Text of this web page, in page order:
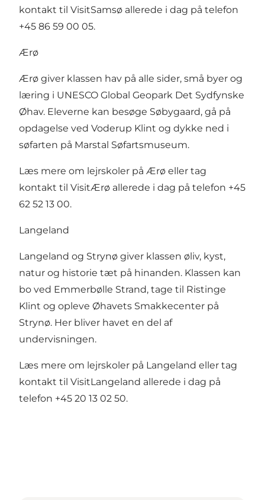
kontakt til VisitSamsø allerede i dag på telefon
+45 86 59 00 05.
Ærø
Ærø giver klassen hav på alle sider, små byer og
læring i UNESCO Global Geopark Det Sydfynske
Øhav. Eleverne kan besøge Søbygaard, gå på
opdagelse ved Voderup Klint og dykke ned i
søfarten på Marstal Søfartsmuseum.
Læs mere om lejrskoler på Ærø eller tag
kontakt til VisitÆrø allerede i dag på telefon +45
62 52 13 00.
Langeland
Langeland og Strynø giver klassen øliv, kyst,
natur og historie tæt på hinanden. Klassen kan
bo ved Emmerbølle Strand, tage til Ristinge
Klint og opleve Øhavets Smakkecenter på
Strynø. Her bliver havet en del af
undervisningen.
Læs mere om lejrskoler på Langeland eller tag
kontakt til VisitLangeland allerede i dag på
telefon +45 20 13 02 50.